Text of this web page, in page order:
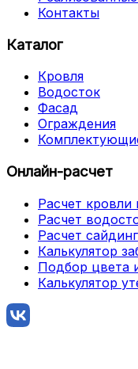
Контакты
Каталог
Кровля
Водосток
Фасад
Ограждения
Онлайн-расчет
Расчет кровли
Расчет
Расчет
Калькулятор
Подбор цвета
Калькулятор